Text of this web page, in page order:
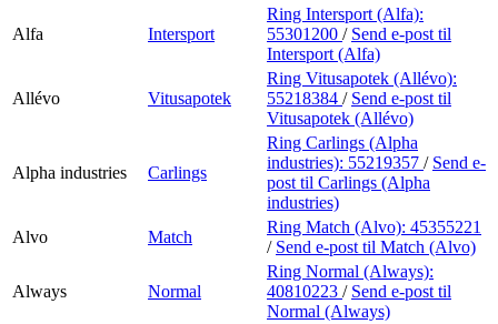
Alfa Intersport
Ring Intersport (Alfa):
55301200 / Send e-post til
Intersport (Alfa)
Allévo Vitusapotek
Ring Vitusapotek (Allévo):
55218384 / Send e-post til
Vitusapotek (Allévo)
Alpha industries Carlings
Ring Carlings (Alpha
industries): 55219357 / Send e-
post til Carlings (Alpha
industries)
Alvo
Match
Ring Match (Alvo): 45355221
/ Send e-post til Match (Alvo)
Always Normal
Ring Normal (Always):
40810223 / Send e-post til
Normal (Always)